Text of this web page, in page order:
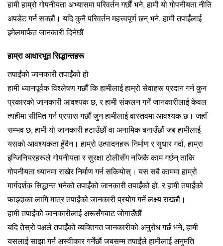
हामी हाम्रो गोपनीयता अभ्यासमा परिवर्तन गर्छौं भने, हामी यो गोपनीयता नीति
अपडेट गर्न सक्छौं। यदि कुनै परिवर्तन महत्त्वपूर्ण छन् भने, हामी तपाईंलाई
इमेलमार्फत जानकारी दिनेछौं
हाम्रा आधारभूत सिद्धान्तहरू
तपाईंको जानकारी तपाईंको हो
हामी ध्यानपूर्वक विश्लेषण गर्छौं कि हामीलाई हाम्रो सेवाहरू प्रदान गर्न कुन
प्रकारको जानकारी आवश्यक छ, र हामी संकलन गर्ने जानकारीलाई केवल
त्यहीमा सीमित गर्न प्रयास गर्छौं जुन हामीलाई वास्तवमा आवश्यक छ। जहाँ
सम्भव छ, हामी यो जानकारी हटाउँछौं वा अनामिक बनाउँछौं जब हामीलाई
यसको आवश्यकता हुँदैन। हाम्रो उत्पादनहरू निर्माण र सुधार गर्दा, हाम्रा
इन्जिनियरहरूले गोपनीयता र सुरक्षा टोलीसँग नजिकै काम गर्छन् ताकि
गोपनीयता ध्यानमा राखेर निर्माण गर्न सकियोस्। यस सबै काममा हाम्रो
मार्गदर्शक सिद्धान्त भनेको तपाईंको जानकारी तपाईंको हो, र हामी तपाईंको
फाइदाका लागि मात्र तपाईंको जानकारी प्रयोग गर्ने लक्ष्य राख्छौं।
हामी तपाईंको जानकारीलाई अरूसँगबाट जोगाउँछौं
यदि तेस्रो पक्षले तपाईंको व्यक्तिगत जानकारीको अनुरोध गर्छ भने, हामी
यसलाई साझा गर्न अस्वीकार गर्नेछौं जबसम्म तपाईंले हामीलाई अनुमति